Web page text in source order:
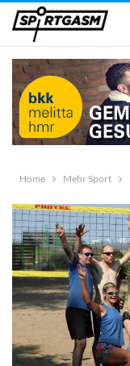
Home
Mehr Sport